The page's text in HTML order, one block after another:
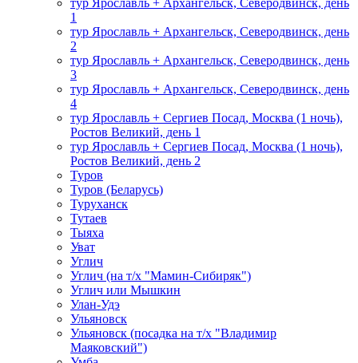
тур Ярославль + Архангельск, Северодвинск, день
1
тур Ярославль + Архангельск, Северодвинск, день
2
тур Ярославль + Архангельск, Северодвинск, день
3
тур Ярославль + Архангельск, Северодвинск, день
4
тур Ярославль + Сергиев Посад, Москва (1 ночь),
Ростов Великий, день 1
тур Ярославль + Сергиев Посад, Москва (1 ночь),
Ростов Великий, день 2
Туров
Туров (Беларусь)
Туруханск
Тутаев
Тыяха
Уват
Углич
Углич (на т/х "Мамин-Сибиряк")
Углич или Мышкин
Улан-Удэ
Ульяновск
Ульяновск (посадка на т/х "Владимир
Маяковский")